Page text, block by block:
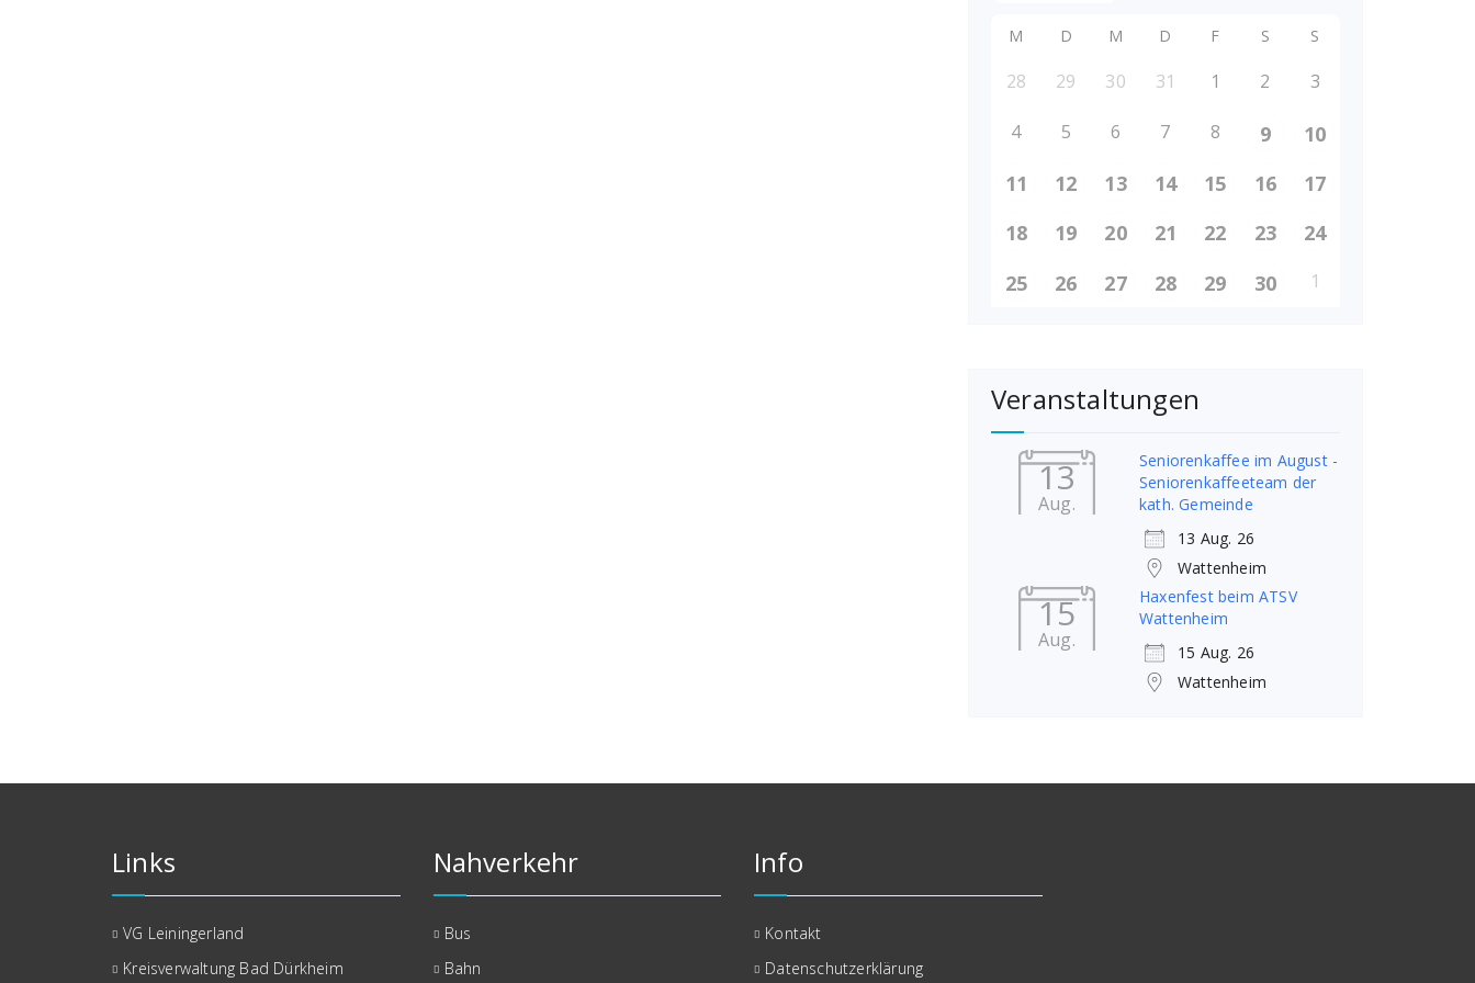
M D M D F S S
28 29 30 31 1 2 3
4 5 6 7 8 9
10
11
12 13 14 15 16
17
18
19 20 21 22 23
24
25
26 27 28 29 30 1
Veranstaltungen
13
Aug.
Seniorenkaffee im August -
Seniorenkaffeeteam der
kath. Gemeinde
13 Aug. 26
Wattenheim
15
Aug.
Haxenfest beim ATSV
Wattenheim
15 Aug. 26
Wattenheim
Links
VG Leiningerland
Kreisverwaltung Bad Dürkheim
Nahverkehr
Bus
Bahn
Info
Kontakt
Datenschutzerklärung